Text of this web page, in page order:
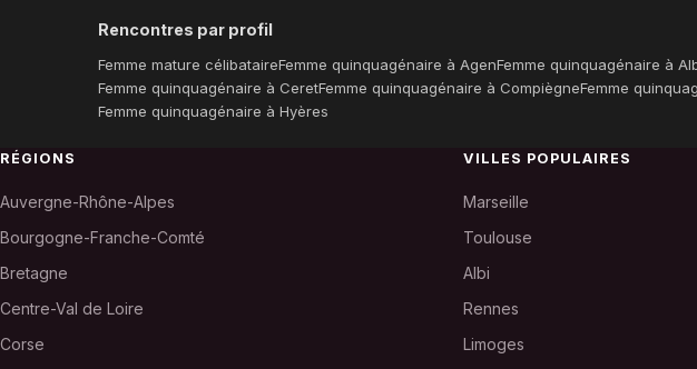
Rencontres par profil
Femme mature célibataireFemme quinquagénaire à AgenFemme quinquagénaire à
Femme quinquagénaire à CeretFemme quinquagénaire à CompiègneFemme
Femme quinquagénaire à Hyères
RÉGIONS
Auvergne-Rhône-Alpes
Bourgogne-Franche-Comté
Bretagne
Centre-Val de Loire
Corse
VILLES POPULAIRES
Marseille
Toulouse
Albi
Rennes
Limoges